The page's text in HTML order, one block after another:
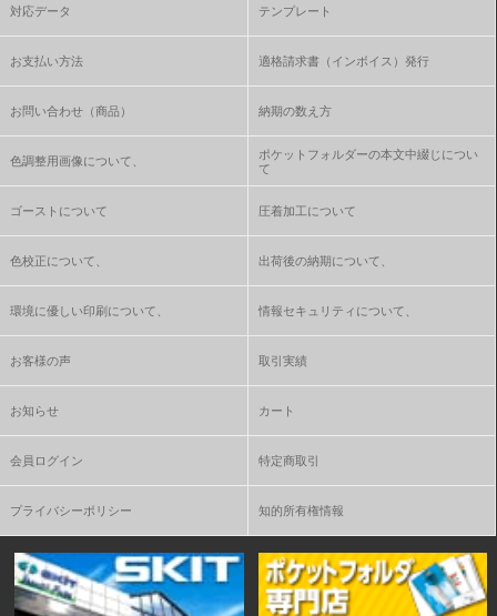
対応データ テンプレート
お支払い方法 適格請求書（インボイス）発行
お問い合わせ（商品） 納期の数え方
色調整用画像について、
ポケットフォルダーの本文中綴じについ
て
ゴーストについて 圧着加工について
色校正について、 出荷後の納期について、
環境に優しい印刷について、 情報セキュリティについて、
お客様の声 取引実績
お知らせ カート
会員ログイン 特定商取引
プライバシーポリシー 知的所有権情報